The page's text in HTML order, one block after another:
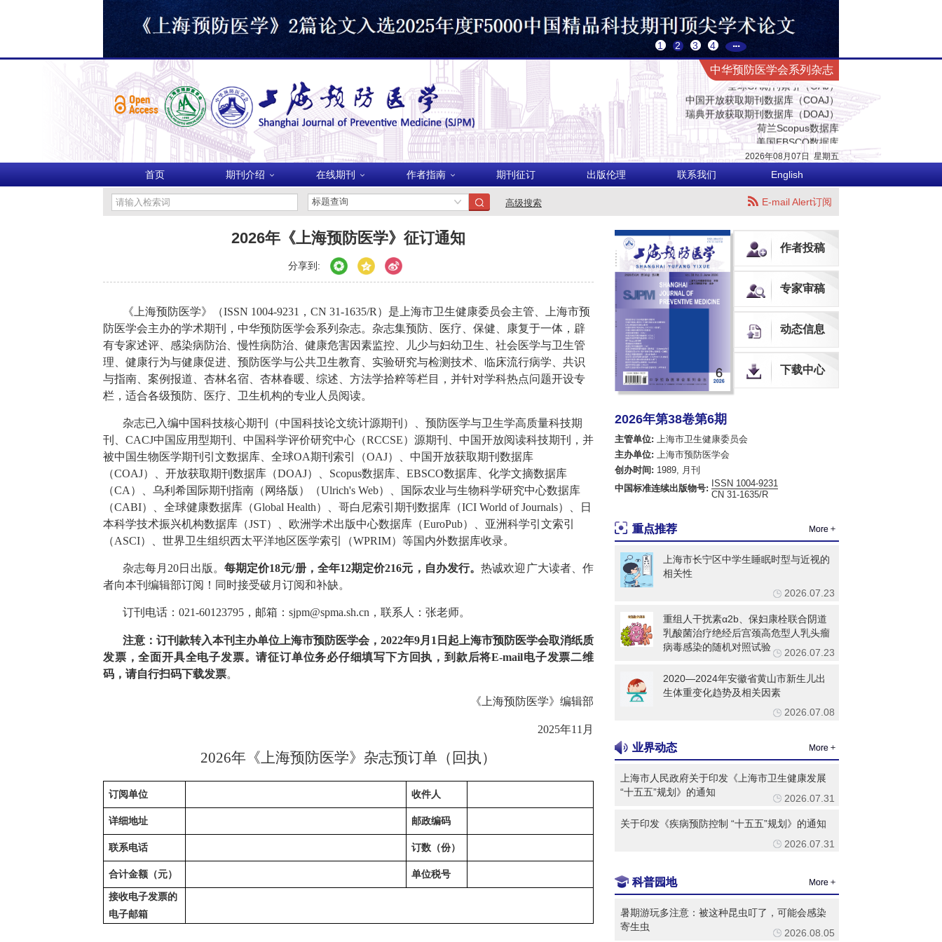
1 2 3 4
中华预防医学会系列杂志
预防医学与卫生学高质量科技期刊
中国科技核心期刊（中国科技论文统计源期刊）
CACJ中国应用型核心期刊
中国科学评价研究中心（RCCSE）源期刊
中国生物医学期刊引文数据库
全球OA期刊索引（OAJ）
中国开放获取期刊数据库（COAJ）
瑞典开放获取期刊数据库（DOAJ）
荷兰Scopus数据库
美国EBSCO数据库
美国化学文摘数据库（CA）
美国乌利希国际期刊指南（网络版）（Ulrich's Web）
英国国际农业与生物科学研究中心数据库（CABI）
英国全球健康数据库（Global Health）
波兰哥白尼索引期刊数据库（ICI World of Journals）
日本科学技术振兴机构数据库（JST）
欧洲学术出版中心数据库（EuroPub）
亚洲科学引文索引（ASCI）
世界卫生组织西太平洋地区医学索引（WPRIM）
预防医学与卫生学高质量科技期刊
中国科技核心期刊（中国科技论文统计源期刊）
CACJ中国应用型核心期刊
中国科学评价研究中心（RCCSE）源期刊
中国生物医学期刊引文数据库
全球OA期刊索引（OAJ）
中国开放获取期刊数据库（COAJ）
瑞典开放获取期刊数据库（DOAJ）
荷兰Scopus数据库
美国化学文摘数据库（CA）
美国乌利希国际期刊指南（网络版）（Ulrich's Web）
英国国际农业与生物科学研究中心数据库（CABI）
英国全球健康数据库（Global Health）
波兰哥白尼索引期刊数据库（ICI World of Journals）
日本科学技术振兴机构数据库（JST）
欧洲学术出版中心数据库（EuroPub）
世界卫生组织西太平洋地区医学索引（WPRIM）
2026年08月07日 星期五
首页 期刊介绍 在线期刊 作者指南 期刊征订 出版伦理 联系我们 English
高级搜索 E-mail Alert订阅
2026年《上海预防医学》征订通知
分享到:
《上海预防医学》（ISSN 1004-9231 ， CN 31-1635/R ）是上海市卫生健康委员会主管、上海市预
防医学会主办的学术期刊，中华预防医学会系列杂志。杂志集预防、医疗、保健、康复于一体，辟
有专家述评、感染病防治、慢性病防治、健康危害因素监控、儿少与妇幼卫生、社会医学与卫生管
理、健康行为与健康促进、预防医学与公共卫生教育、实验研究与检测技术、临床流行病学、共识
与指南、案例报道、杏林名宿、杏林春暖、综述、方法学拾粹等栏目，并针对学科热点问题开设专
栏，适合各级预防、医疗、卫生机构的专业人员阅读。
杂志已入编中国科技核心期刊（中国科技论文统计源期刊）、预防医学与卫生学高质量科技期
刊、CACJ中国应用型期刊、中国科学评价研究中心（RCCSE）源期刊、中国开放阅读科技期刊，并
被中国生物医学期刊引文数据库、全球OA期刊索引（OAJ）、中国开放获取期刊数据库
（COAJ）、开放获取期刊数据库（DOAJ）、Scopus数据库、EBSCO数据库、化学文摘数据库
（CA）、乌利希国际期刊指南（网络版）（Ulrich's Web）、国际农业与生物科学研究中心数据库
（CABI）、全球健康数据库（Global Health）、哥白尼索引期刊数据库（ICI World of Journals）、日
本科学技术振兴机构数据库（JST）、欧洲学术出版中心数据库（EuroPub）、亚洲科学引文索引
（ASCI）、世界卫生组织西太平洋地区医学索引（WPRIM）等国内外数据库收录。
杂志每月 20日出版。 每期定价18元/册，全年12期定价216元，自办发行。热诚欢迎广大读者、作
者向本刊编辑部订阅！ 同时接受破月订阅和补缺。
订刊电话： 021-60123795 ，邮箱： sjpm@spma.sh.cn ，联系人：张老师。
注意：订刊款转入本刊主办单位上海市预防医学会， 2022年9月 1 日起上海市预防医学会取消纸质
发票，全面开具全电子发票。请征订单位务必仔细填写下方回执，到款后将E-mail电子发票二维
码，请自行扫码下载发票。
《上海预防医学》编辑部
2025年11 月
2026年《上海预防医学》杂志预订单（回执）
订阅单位 收件人
详细地址 邮政编码
联系电话 订数（份）
合计金额（元） 单位税号
接收电子发票的
电子邮箱
作者投稿
专家审稿
动态信息
下载中心
2026年第38卷第6期
主管单位:
上海市卫生健康委员会
主办单位:
上海市预防医学会
创办时间: 1989, 月刊
中国标准连续出版物号: ISSN 1004-9231
CN 31-1635/R
重点推荐 More +
上海市长宁区中学生睡眠时型与近视的
相关性
2026.07.23
重组人干扰素α2b、保妇康栓联合阴道
乳酸菌治疗绝经后宫颈高危型人乳头瘤
病毒感染的随机对照试验
2026.07.23
2020—2024年安徽省黄山市新生儿出
生体重变化趋势及相关因素
2026.07.08
业界动态 More +
上海市人民政府关于印发《上海市卫生健康发展
“十五五”规划》的通知
2026.07.31
关于印发《疾病预防控制 “十五五”规划》的通知
2026.07.31
科普园地 More +
暑期游玩多注意：被这种昆虫叮了，可能会感染
寄生虫
2026.08.05